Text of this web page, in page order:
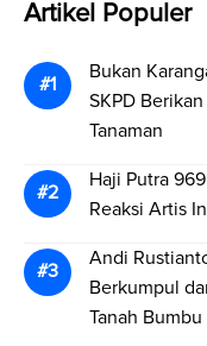
Artikel Populer
Bukan
SKPD
Tanaman
Haji Putra
Reaksi Artis
Andi
Berkumpul
Tanah Bumbu